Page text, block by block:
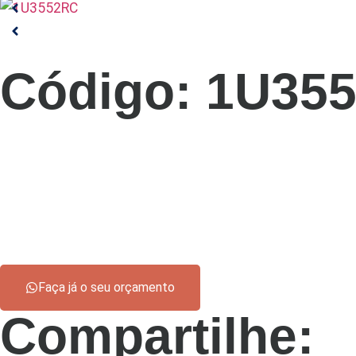
Código:
Faça já o seu orçamento
Compartilhe: